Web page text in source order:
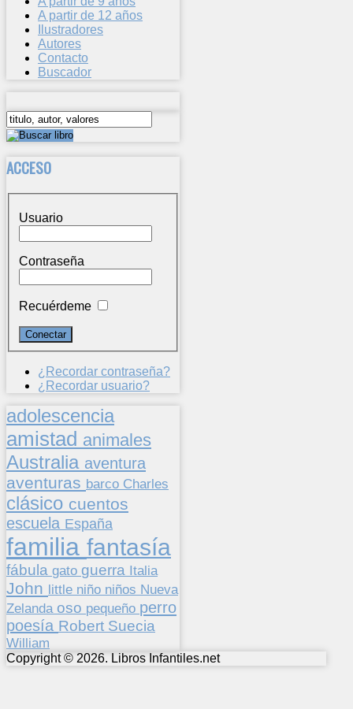
A partir de 12 años
Ilustradores
Autores
Contacto
Buscador
ACCESO
Usuario
Contraseña
Recuérdeme
¿Recordar contraseña?
¿Recordar usuario?
adolescencia
amistad animales
Australia aventura
aventuras barco Charles
clásico cuentos
escuela España
familia fantasía
fábula gato guerra Italia
John little niño niños Nueva
Zelanda oso pequeño perro
poesía Robert Suecia
William
Copyright © 2026. Libros Infantiles.net